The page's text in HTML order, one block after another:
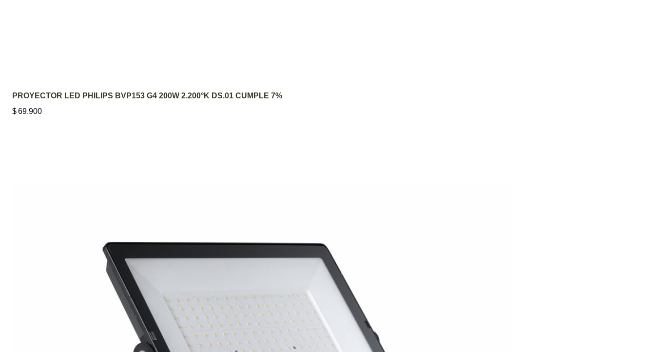
AGREGAR AL CARRITO
PROYECTOR LED PHILIPS BVP153 G4 200W 2.200°K DS.01 CUMPLE 7%
$69.900